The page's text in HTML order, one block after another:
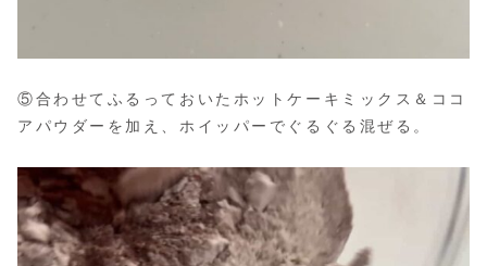
⑤合わせてふるっておいたホットケーキミックス＆ココ
アパウダーを加え、ホイッパーでぐるぐる混ぜる。